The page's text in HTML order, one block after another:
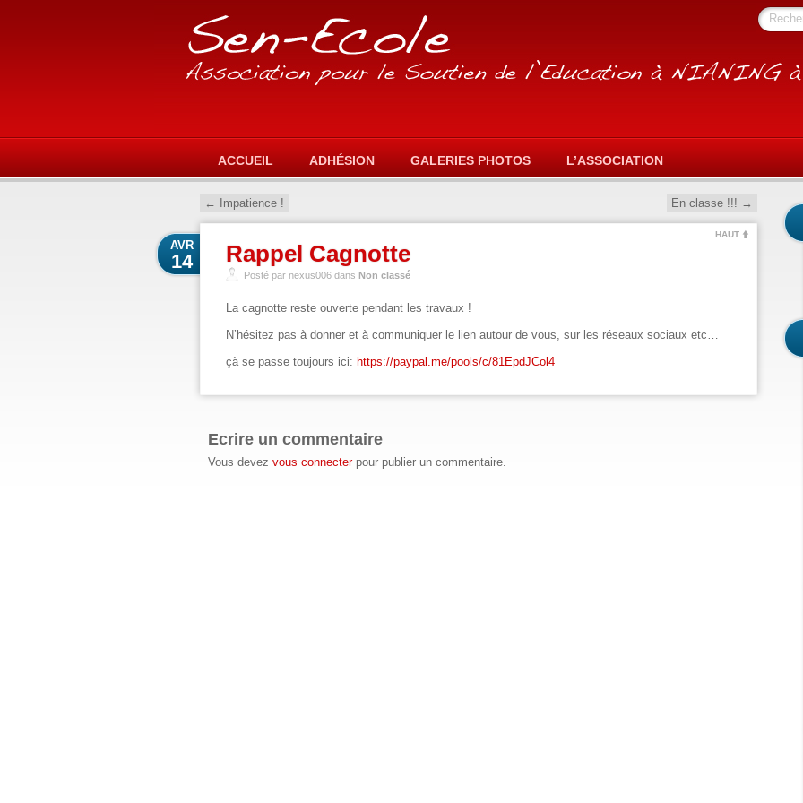
ACCUEIL ADHÉSION GALERIES PHOTOS L’ASSOCIATION
← Impatience ! En classe !!! →
HAUT
Rappel Cagnotte
AVR
14
Posté par nexus006 dans Non classé
La cagnotte reste ouverte pendant les travaux !
N’hésitez pas à donner et à communiquer le lien autour de vous, sur les réseaux sociaux etc…
çà se passe toujours ici: https://paypal.me/pools/c/81EpdJCol4
Ecrire un commentaire
Vous devez vous connecterpour publier un commentaire.